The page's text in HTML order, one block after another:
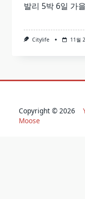
발리 5박 6일 가
Citylife 11월
Copyright © 2026
Moose